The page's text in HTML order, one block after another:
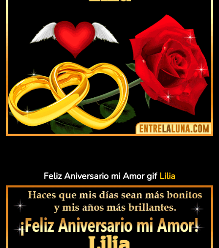
Feliz Aniversario mi Amor gif Lilia